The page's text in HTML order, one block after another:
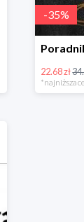
-35%
22.68 zł
*najniższa